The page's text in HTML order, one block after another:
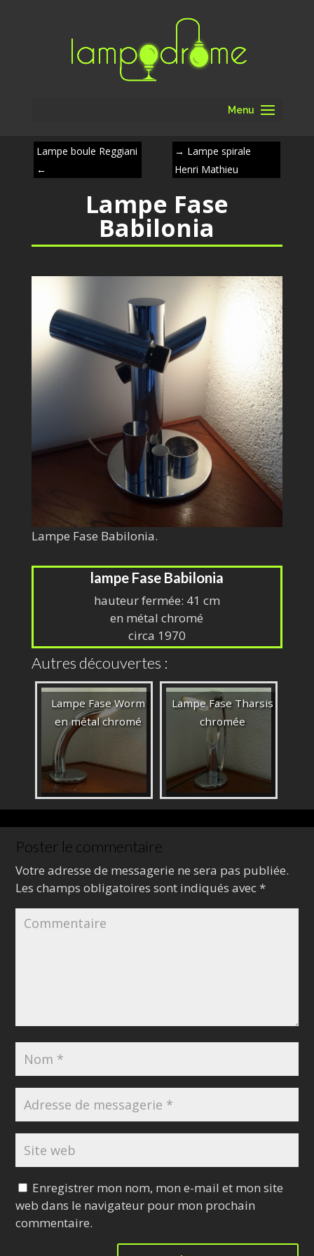
Menu
Lampe boule Reggiani
←
→ Lampe spirale
Henri Mathieu
Lampe Fase
Babilonia
Lampe Fase Babilonia.
lampe Fase Babilonia
hauteur fermée: 41 cm
en métal chromé
circa 1970
Autres découvertes :
Lampe Fase Worm
en métal chromé
Lampe Fase Tharsis
chromée
Poster le commentaire
Votre adresse de messagerie ne sera pas publiée.
Les champs obligatoires sont indiqués avec*
Enregistrer mon nom, mon e-mail et mon site
web dans le navigateur pour mon prochain
commentaire.